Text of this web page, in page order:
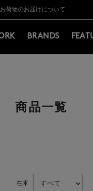
以上のお買上げで常時送料無料
のお知らせ】（2026.8.5）
荷物のお届けについて
内・ご注意事項
以上のお買上げで常時送料無料
のお知らせ】（2026.8.5）
BRANDS
商品一覧
在庫